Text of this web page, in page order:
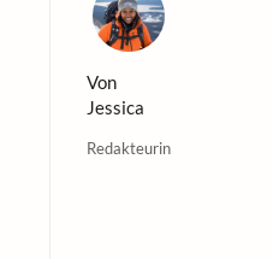
Von
Jessica
Redakteurin